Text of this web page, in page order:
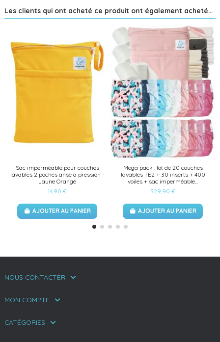
Les clients qui ont acheté ce produit ont également acheté...
Sac imperméable pour couches
lavables 2 poches anse à pression -
Jaune Orangé
14,90 €
AJOUTER AU PANIER
Mega pack : lot de 20 couches
lavables TE2 + 30 inserts + 400
voiles + sac imperméable...
329,90 €
AJOUTER AU PANIER
NOUS CONTACTER
MON COMPTE
CATÉGORIES